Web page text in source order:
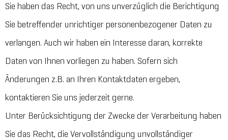
Sie haben das Recht, von uns unverzüglich die Berichtigung
Sie betreffender unrichtiger personenbezogener Daten zu
verlangen. Auch wir haben ein Interesse daran, korrekte
Daten von Ihnen vorliegen zu haben. Sofern sich
Änderungen z.B. an Ihren Kontaktdaten ergeben,
kontaktieren Sie uns jederzeit gerne.
Unter Berücksichtigung der Zwecke der Verarbeitung haben
Sie das Recht, die Vervollständigung unvollständiger